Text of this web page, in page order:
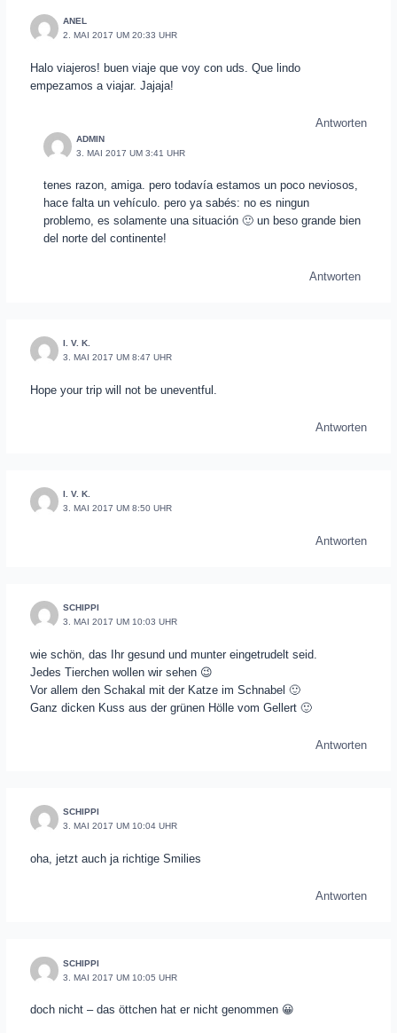
ANEL
2. MAI 2017 UM 20:33 UHR
Halo viajeros! buen viaje que voy con uds. Que lindo
empezamos a viajar. Jajaja!
Antworten
ADMIN
3. MAI 2017 UM 3:41 UHR
tenes razon, amiga. pero todavía estamos un poco neviosos,
hace falta un vehículo. pero ya sabés: no es ningun
problemo, es solamente una situación 🙂 un beso grande bien
del norte del continente!
Antworten
I. V. K.
3. MAI 2017 UM 8:47 UHR
Hope your trip will not be uneventful.
Antworten
I. V. K.
3. MAI 2017 UM 8:50 UHR
Antworten
SCHIPPI
3. MAI 2017 UM 10:03 UHR
wie schön, das Ihr gesund und munter eingetrudelt seid.
Jedes Tierchen wollen wir sehen 😉
Vor allem den Schakal mit der Katze im Schnabel 🙂
Ganz dicken Kuss aus der grünen Hölle vom Gellert 🙂
Antworten
SCHIPPI
3. MAI 2017 UM 10:04 UHR
oha, jetzt auch ja richtige Smilies
Antworten
SCHIPPI
3. MAI 2017 UM 10:05 UHR
doch nicht – das öttchen hat er nicht genommen 😀